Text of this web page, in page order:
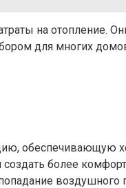
на отопление.
для многих
обеспечивающую
более